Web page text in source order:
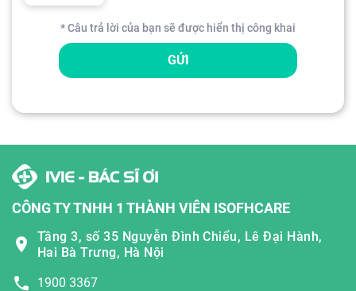
* Câu trả lời của bạn sẽ được hiển thị công khai
GỬI
CÔNG TY TNHH 1 THÀNH VIÊN ISOFHCARE
Tầng 3, số 35 Nguyễn Đình Chiểu, Lê Đại Hành,
Hai Bà Trưng, Hà Nội
1900 3367